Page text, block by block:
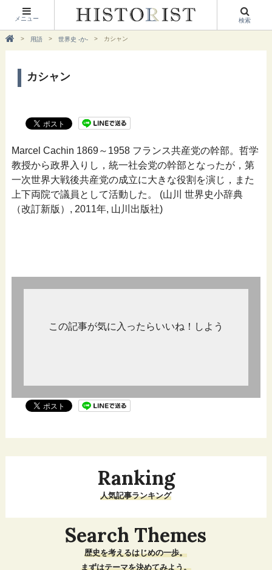
メニュー 検索
用語 世界史 -か- カシャン
カシャン
Marcel Cachin 1869～1958 フランス共産党の幹部。哲学
教授から政界入りし，統一社会党の幹部となったが，第
一次世界大戦後共産党の成立に大きな役割を演じ，また
上下両院で議員として活動した。 (山川 世界史小辞典
（改訂新版）, 2011年, 山川出版社)
この記事が気に入ったらいいね！しよう
Ranking
人気記事ランキング
Search Themes
歴史を考えるはじめの一歩。
まずはテーマを決めてみよう。